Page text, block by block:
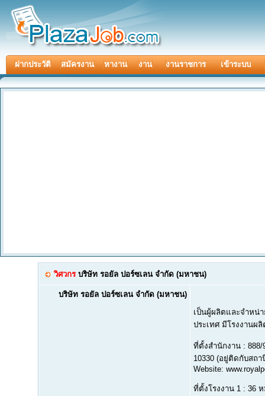
ฝากประวัติ สมัครงาน หางาน งาน งานราชการ เข้าระบบ
วิศวกรบริษัท รอยัล ปอร์ซเลน จำกัด (มหาชน)
บริษัท รอยัล ปอร์ซเลน จำกัด (มหาชน)
เป็นผู้ผลิตและจำหน่
ประเทศ มีโรงงานผ
ที่ตั้งสำนักงาน :
10330 (อยู่ติดกับสถา
Website:
ที่ตั้งโรงงาน 1 : 36